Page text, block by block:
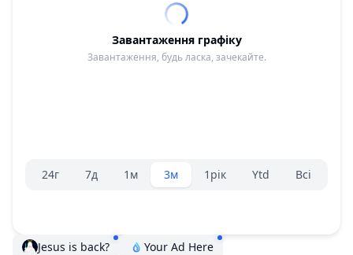
Завантаження графіку
Завантаження, будь ласка, зачекайте.
Вибір діапазону.
24г 7д 1м 3м 1рік Ytd Всі
Jesus is back? Your Ad Here